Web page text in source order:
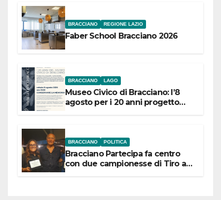
BRACCIANO REGIONE LAZIO
Faber School Bracciano 2026
BRACCIANO LAGO
Museo Civico di Bracciano: l’8
agosto per i 20 anni progetto
BRACCIANO POLITICA
Bracciano Partecipa fa centro
con due campionesse di Tiro a